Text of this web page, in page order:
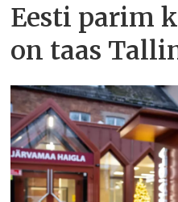
Eesti parim
on taas